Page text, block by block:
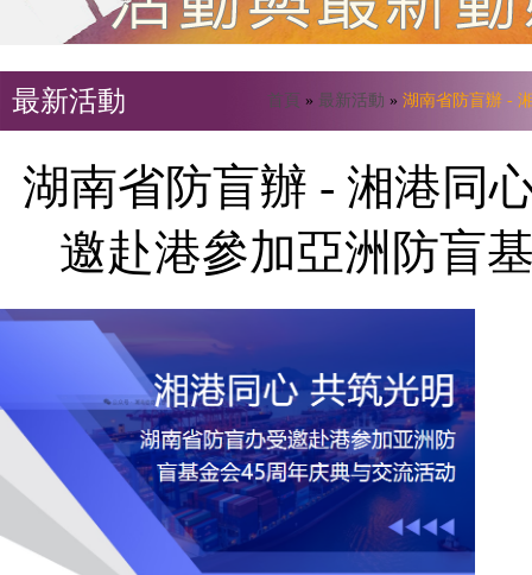
最新活動 首頁 » 最新活動 » 湖南省防盲辦 -
湖南省防盲辦 - 湘港同
邀赴港參加亞洲防盲